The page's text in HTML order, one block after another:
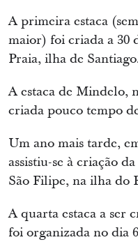
A primeira estaca
maior) foi criada a 30
Praia, ilha de
A estaca de Mindelo,
criada pouco tempo
Um ano mais tarde,
assistiu-se à criação
São Filipe, na ilha do
A quarta estaca a ser
foi organizada no dia